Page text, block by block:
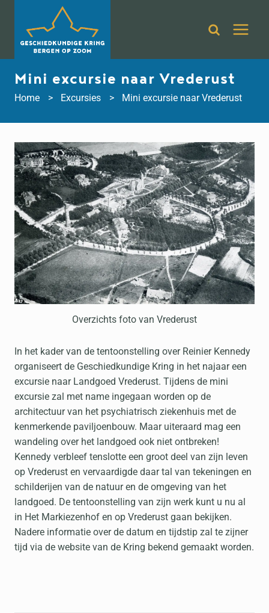
inhoud
Mini excursie naar Vrederust
Home Excursies Mini excursie naar Vrederust
Overzichts foto van Vrederust
In het kader van de tentoonstelling over Reinier Kennedy
organiseert de Geschiedkundige Kring in het najaar een
excursie naar Landgoed Vrederust. Tijdens de mini
excursie zal met name ingegaan worden op de
architectuur van het psychiatrisch ziekenhuis met de
kenmerkende paviljoenbouw. Maar uiteraard mag een
wandeling over het landgoed ook niet ontbreken!
Kennedy verbleef tenslotte een groot deel van zijn leven
op Vrederust en vervaardigde daar tal van tekeningen en
schilderijen van de natuur en de omgeving van het
landgoed. De tentoonstelling van zijn werk kunt u nu al
in Het Markiezenhof en op Vrederust gaan bekijken.
Nadere informatie over de datum en tijdstip zal te zijner
tijd via de website van de Kring bekend gemaakt worden.